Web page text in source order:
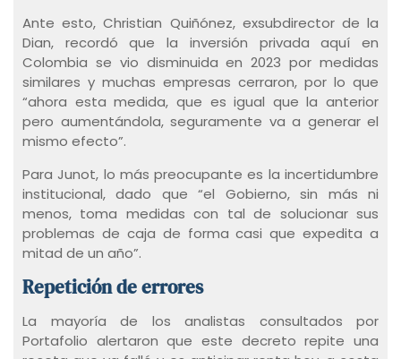
Ante esto, Christian Quiñónez, exsubdirector de la
Dian, recordó que la inversión privada aquí en
Colombia se vio disminuida en 2023 por medidas
similares y muchas empresas cerraron, por lo que
“ahora esta medida, que es igual que la anterior
pero aumentándola, seguramente va a generar el
mismo efecto”.
Para Junot, lo más preocupante es la incertidumbre
institucional, dado que “el Gobierno, sin más ni
menos, toma medidas con tal de solucionar sus
problemas de caja de forma casi que expedita a
mitad de un año”.
Repetición de errores
La mayoría de los analistas consultados por
Portafolio alertaron que este decreto repite una